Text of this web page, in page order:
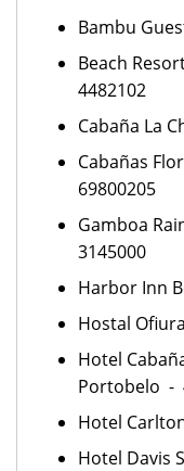
Bambu
Beach
4482102
Cabaña La
Cabañas
69800205
Gamboa
3145000
Harbor Inn
Hostal
Hotel
Portobelo -
Hotel
Hotel Davis